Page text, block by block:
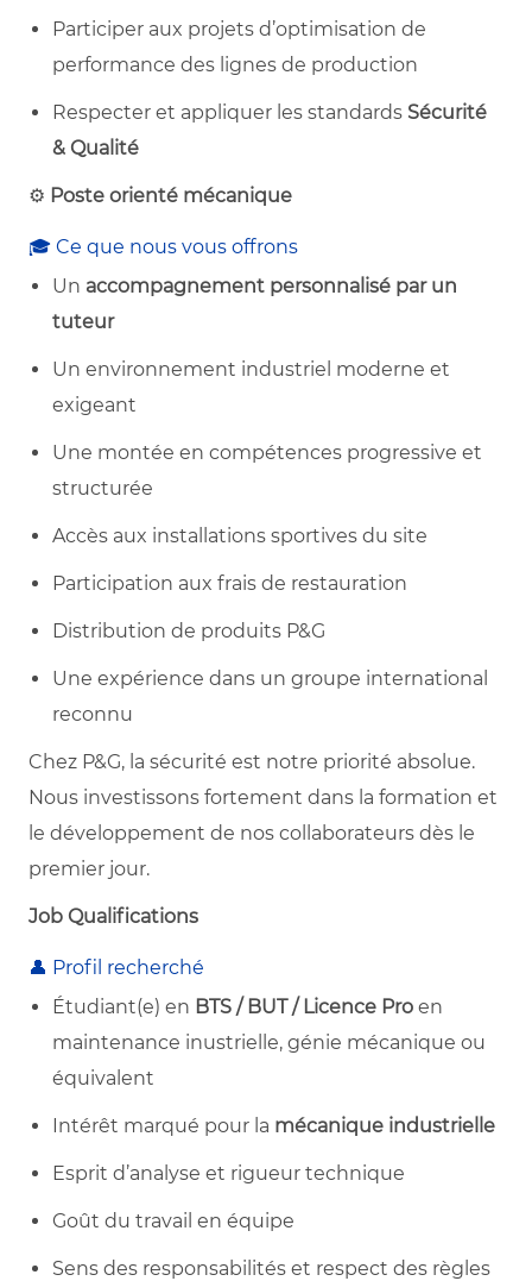
Participer aux projets d’optimisation de
performance des lignes de production
Respecter et appliquer les standards Sécurité
& Qualité
⚙️ Poste orienté mécanique
🎓 Ce que nous vous offrons
Un accompagnement personnalisé par un
tuteur
Un environnement industriel moderne et
exigeant
Une montée en compétences progressive et
structurée
Accès aux installations sportives du site
Participation aux frais de restauration
Distribution de produits P&G
Une expérience dans un groupe international
reconnu
Chez P&G, la sécurité est notre priorité absolue.
Nous investissons fortement dans la formation et
le développement de nos collaborateurs dès le
premier jour.
Job Qualifications
👤 Profil recherché
Étudiant(e) en BTS / BUT / Licence Pro en
maintenance inustrielle, génie mécanique ou
équivalent
Intérêt marqué pour la mécanique industrielle
Esprit d’analyse et rigueur technique
Goût du travail en équipe
Sens des responsabilités et respect des règles